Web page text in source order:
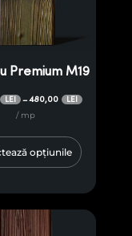
Premium M19
LEI –480,00 LEI
/ mp
opțiunile